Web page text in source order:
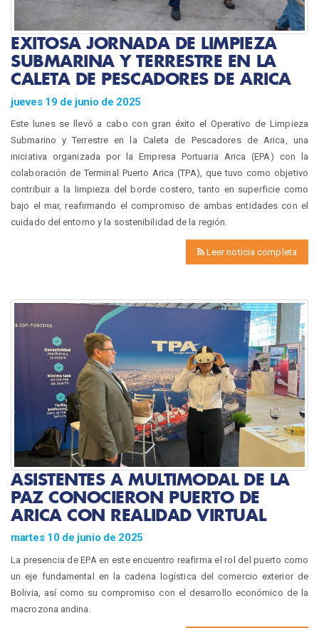
EXITOSA JORNADA DE LIMPIEZA
SUBMARINA Y TERRESTRE EN LA
CALETA DE PESCADORES DE ARICA
jueves 19 de junio de 2025
Este lunes se llevó a cabo con gran éxito el Operativo de Limpieza
Submarino y Terrestre en la Caleta de Pescadores de Arica, una
iniciativa organizada por la Empresa Portuaria Arica (EPA) con la
colaboración de Terminal Puerto Arica (TPA), que tuvo como objetivo
contribuir a la limpieza del borde costero, tanto en superficie como
bajo el mar, reafirmando el compromiso de ambas entidades con el
cuidado del entorno y la sostenibilidad de la región.
Leer noticia completa
ASISTENTES A MULTIMODAL DE LA
PAZ CONOCIERON PUERTO DE
ARICA CON REALIDAD VIRTUAL
martes 10 de junio de 2025
La presencia de EPA en este encuentro reafirma el rol del puerto como
un eje fundamental en la cadena logística del comercio exterior de
Bolivia, así como su compromiso con el desarrollo económico de la
macrozona andina.